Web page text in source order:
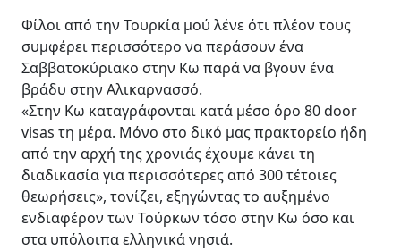
Φίλοι από την Τουρκία μού λένε ότι πλέον τους
συμφέρει περισσότερο να περάσουν ένα
Σαββατοκύριακο στην Κω παρά να βγουν ένα
βράδυ στην Αλικαρνασσό.
«Στην Κω καταγράφονται κατά μέσο όρο 80 door
visas τη μέρα. Μόνο στο δικό μας πρακτορείο ήδη
από την αρχή της χρονιάς έχουμε κάνει τη
διαδικασία για περισσότερες από 300 τέτοιες
θεωρήσεις», τονίζει, εξηγώντας το αυξημένο
ενδιαφέρον των Τούρκων τόσο στην Κω όσο και
στα υπόλοιπα ελληνικά νησιά.